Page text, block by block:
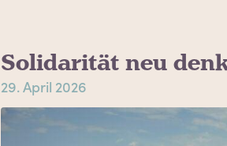
Solidarität neu
29. April 2026